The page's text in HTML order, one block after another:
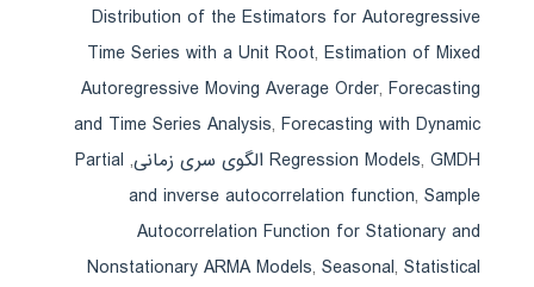
Distribution of the Estimators for Autoregressive
Time Series with a Unit Root,Estimation of Mixed
Autoregressive Moving Average Order,Forecasting
and Time Series Analysis,Forecasting with Dynamic
Regression Models,GMDH الگوی سری زمانی ,
Partial
and inverse autocorrelation function,Sample
Autocorrelation Function for Stationary and
Nonstationary ARMA Models,Seasonal,Statistical